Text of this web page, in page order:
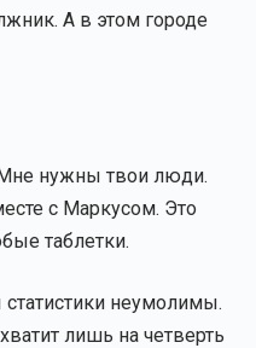
А в этом городе
нужны твои люди.
с Маркусом. Это
таблетки.
неумолимы.
лишь на четверть